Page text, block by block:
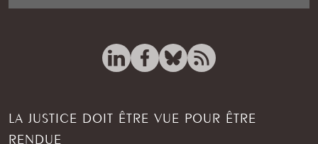
LA JUSTICE DOIT ÊTRE VUE POUR ÊTRE
RENDUE